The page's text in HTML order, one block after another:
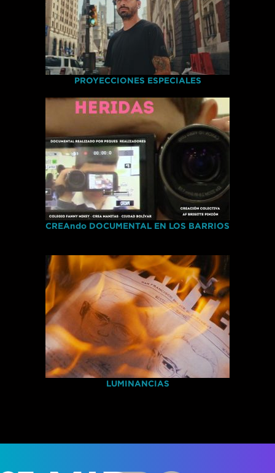
PROYECCIONES ESPECIALES
CREAndo DOCUMENTAL EN LOS BARRIOS
LUMINANCIAS